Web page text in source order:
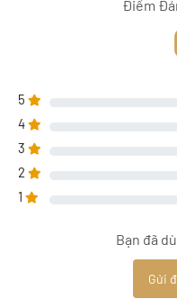
Điểm
5
4
3
2
1
Bạn đã
Gửi